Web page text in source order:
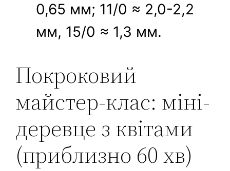
0,65 мм; 11/0 ≈ 2,0-2,2
мм, 15/0 ≈ 1,3 мм.
Покроковий
майстер-клас: міні-
деревце з квітами
(приблизно 60 хв)